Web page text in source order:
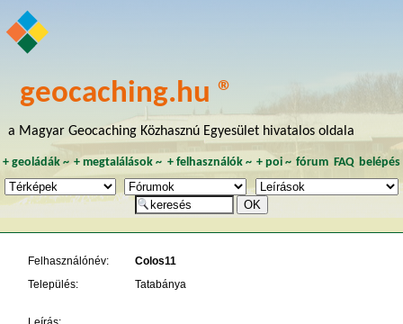
geocaching.hu ®
a Magyar Geocaching Közhasznú Egyesület hivatalos oldala
+ geoládák~ +megtalálások ~ + felhasználók~ + poi~ fórum FAQ belépés
Felhasználónév:
Colos11
Település:
Tatabánya